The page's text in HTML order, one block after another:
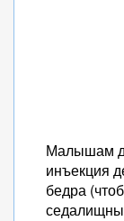
Малышам
инъекция
бедра